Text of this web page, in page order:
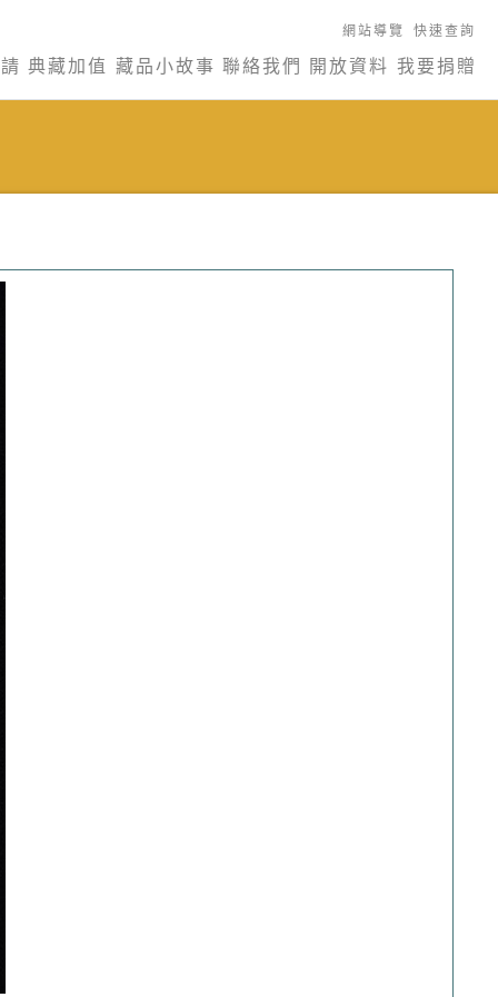
網站導覽 快速查詢
典藏加值 藏品小故事 聯絡我們 開放資料 我要捐贈